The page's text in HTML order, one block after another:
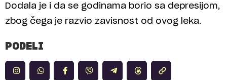
Dodala je i da se godinama borio sa depresijom,
zbog čega je razvio zavisnost od ovog leka.
PODELI